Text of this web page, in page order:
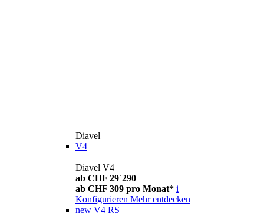
Diavel
V4
Diavel V4
ab CHF 29´290
ab CHF 309 pro Monat* i
Konfigurieren Mehr entdecken
new V4 RS